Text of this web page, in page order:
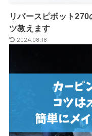
リバースピボット
ツ教えます
2024.08.18